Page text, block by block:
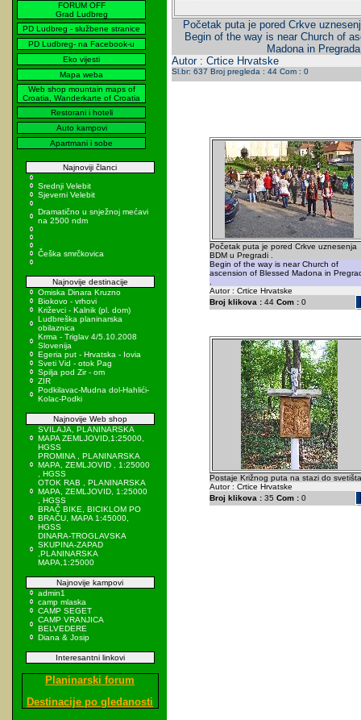
FORUM OFF
Grad Ludbreg
PD Ludbreg - službene stranice
PD Ludbreg- na Facebook-u
Eko vijesti
Mapa weba
Web shop mountain maps of
Croatia, Wanderkarte of Croatia
Restorani i hoteli
Auto kampovi
Apartmani i sobe
Najnoviji članci
Srednji Velebit
Sjeverni Velebit
Dramatično u snježnoj mećavi
na 2500 ndm
Češka smrčkovica
Najnovije destinacije
Omiska Dinara Kruzno
Biokovo - vrhovi
Križevci - Kalnik (pl. dom)
Ludbreška planinarska
obilaznica
Krma - Triglav 4/5.10.2008
Slovenija
Egeria put - Hrvatska - Iovia
Sveti Vid - otok Pag
Spilja pod Zir - om
ZIR
Podkilavac-Mudna dol-Hahlići-
Kolac-Podki
Najnovije Web shop
SVILAJA, PLANINARSKA
MAPA ZEMLJOVID,1:25000,
HGSS
PROMINA , PLANINARSKA
MAPA, ZEMLJOVID , 1:25000
, HGSS
OTOK RAB , PLANINARSKA
MAPA, ZEMLJOVID, 1:25000
, HGSS
BRAČ BIKE, BICIKLOM PO
BRAČU, MAPA 1:45000,
HGSS
DINARA-TROGLAVSKA
SKUPINA-ZAPAD
,PLANINARSKA
MAPA,1:25000
Najnovije kampovi
admin1
camp mlaska
CAMP SEGET
CAMP VRANJICA
BELVEDERE
Diana & Josip
Interesantni linkovi
Planinarski forum
Destinacije po gledanosti
Početak puta je pored Crkve
Begin of the way is near Church of
Madona in
Autor : Crtice Hrvatske
Sl.br: 637 Broj pregleda : 44 Com : 0
Početak puta je pored Crkve uznesenja
BDM u Pregradi .
Begin of the way is near Church of
ascension of Blessed Madona in
Autor : Crtice Hrvatske
Broj klikova :44 Com :0
Postaje Križnog puta na stazi do
Autor : Crtice Hrvatske
Broj klikova :35 Com :0